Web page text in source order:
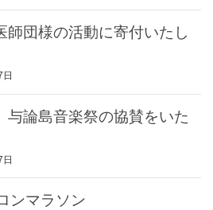
師団様の活動に寄付いたし
与論島音楽祭の協賛をいた
ンマラソン